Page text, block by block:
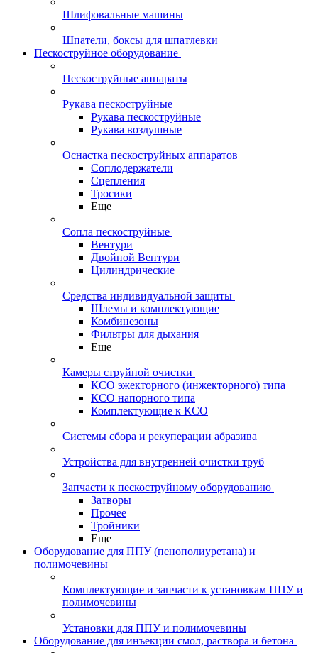
Шлифовальные машины
Шпатели, боксы для шпатлевки
Пескоструйное оборудование
Пескоструйные аппараты
Рукава пескоструйные
Рукава пескоструйные
Рукава воздушные
Оснастка пескоструйных аппаратов
Соплодержатели
Сцепления
Тросики
Еще
Сопла пескоструйные
Вентури
Двойной Вентури
Цилиндрические
Средства индивидуальной защиты
Шлемы и комплектующие
Комбинезоны
Фильтры для дыхания
Еще
Камеры струйной очистки
КСО эжекторного (инжекторного) типа
КСО напорного типа
Комплектующие к КСО
Системы сбора и рекуперации абразива
Устройства для внутренней очистки труб
Запчасти к пескоструйному оборудованию
Затворы
Прочее
Тройники
Еще
Оборудование для ППУ (пенополиуретана) и
полимочевины
Комплектующие и запчасти к установкам ППУ и
полимочевины
Установки для ППУ и полимочевины
Оборудование для инъекции смол, раствора и бетона